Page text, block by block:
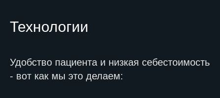
Технологии
Удобство пациента и низкая себестоимость
- вот как мы это делаем: